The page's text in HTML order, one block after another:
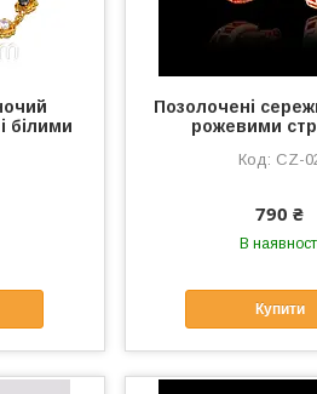
білими
Позолочені
рожевими
CZ-
790 ₴
В
Купити